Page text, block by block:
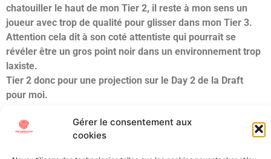
Gérer le consentement aux
cookies
chatouiller le haut de mon Tier 2, il reste à mon sens un
joueur avec trop de qualité pour glisser dans mon Tier 3.
Attention cela dit à son coté attentiste qui pourrait se
révéler être un gros point noir dans un environnement trop
laxiste.
Tier 2 donc pour une projection sur le Day 2 de la Draft
pour moi.
Defensive Tackle
StateScouting